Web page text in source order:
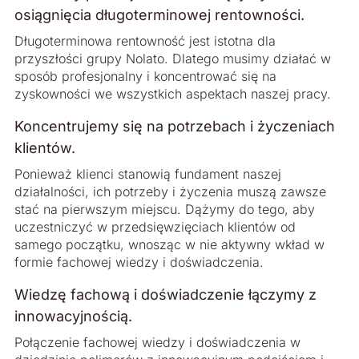
osiągnięcia długoterminowej ­rentowności.
Długoterminowa rentowność jest istotna dla
przyszłości grupy Nolato. Dlatego musimy działać w
sposób profesjonalny i koncentrować się na
zyskowności we wszystkich aspektach naszej pracy.
Koncentrujemy się na potrzebach i życzeniach
klientów.
Ponieważ klienci stanowią fundament naszej
działalności, ich potrzeby i życzenia muszą zawsze
stać na pierwszym miejscu. Dążymy do tego, aby
uczestniczyć w przedsięwzięciach klientów od
samego początku, wnosząc w nie aktywny wkład w
formie fachowej wiedzy i doświadczenia.
Wiedzę fachową i doświadczenie łączymy z
innowacyjnością.
Połączenie fachowej wiedzy i doświadczenia w